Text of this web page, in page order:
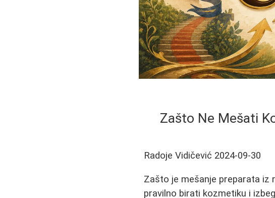
Zašto Ne Mešati
Radoje Vidičević 2024-09-30
Zašto je mešanje preparata iz
pravilno birati kozmetiku i